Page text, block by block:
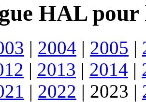
HAL pour
| 2004 | 2005 |
| 2013 | 2014 |
| 2022 | 2023 |